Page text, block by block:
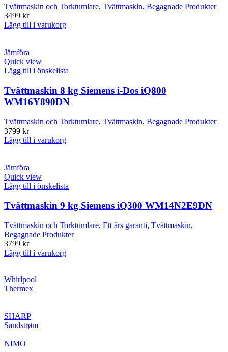
Tvättmaskin och Torktumlare, Tvättmaskin, Begagnade Produkter
3499 kr
Lägg till i varukorg
Jämföra
Quick view
Lägg till i önskelista
Tvättmaskin 8 kg Siemens i-Dos iQ800
WM16Y890DN
Tvättmaskin och Torktumlare, Tvättmaskin, Begagnade Produkter
3799 kr
Lägg till i varukorg
Jämföra
Quick view
Lägg till i önskelista
Tvättmaskin 9 kg Siemens iQ300 WM14N2E9DN
Tvättmaskin och Torktumlare, Ett års garanti, Tvättmaskin,
Begagnade Produkter
3799 kr
Lägg till i varukorg
Whirlpool
Thermex
SHARP
Sandstrøm
NIMO